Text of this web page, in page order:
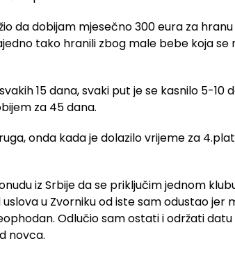
da dobijam mjesečno 300 eura za
tako hranili zbog male bebe koja se
15 dana, svaki put je se kasnilo 5-10
za 45 dana.
onda kada je dolazilo vrijeme za
iz Srbije da se priključim jednom
u Zvorniku od iste sam odustao jer
Odlučio sam ostati i održati datu
novca.